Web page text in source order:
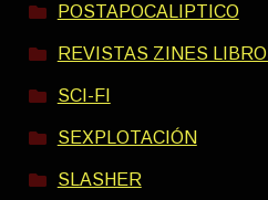
POSTAPOCALIPTICO
REVISTAS ZINES
SCI-FI
SEXPLOTACIÓN
SLASHER